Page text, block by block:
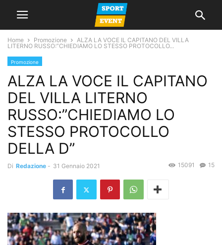
Home Promozione
ALZA LA VOCE IL CAPITANO DEL VILLA
LITERNO RUSSO:”CHIEDIAMO LO STESSO PROTOCOLLO...
Promozione
ALZA LA VOCE IL CAPITANO
DEL VILLA LITERNO
RUSSO:”CHIEDIAMO LO
STESSO PROTOCOLLO
DELLA D”
Di Redazione - 31 Gennaio 2021 15
15091